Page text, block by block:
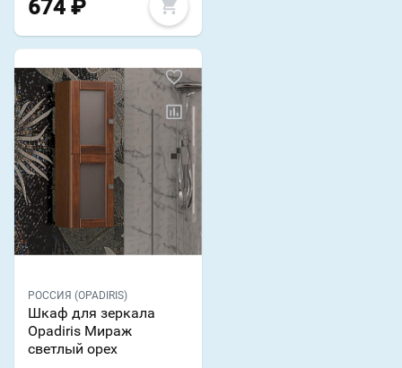
674 ₽
РОССИЯ (OPADIRIS)
Шкаф для зеркала
Opadiris Мираж
светлый орех